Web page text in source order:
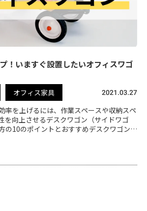
！いますぐ設置したいオフィスワゴ
オフィス家具 2021.03.27
率を上げるには、作業スペースや収納スペ
を向上させるデスクワゴン（サイドワゴ
の10のポイントとおすすめデスクワゴン